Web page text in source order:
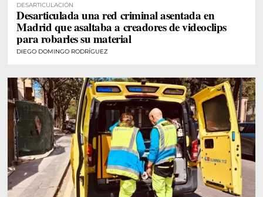
DESARTICULACIÓN
Desarticulada una red criminal asentada en
Madrid que asaltaba a creadores de videoclips
para robarles su material
DIEGO DOMINGO RODRÍGUEZ